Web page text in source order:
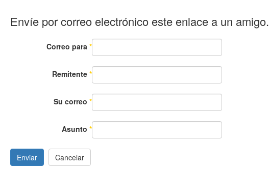
Envíe por correo electrónico este enlace a un amigo.
Correo para *
Remitente *
Su correo *
Asunto *
Enviar Cancelar